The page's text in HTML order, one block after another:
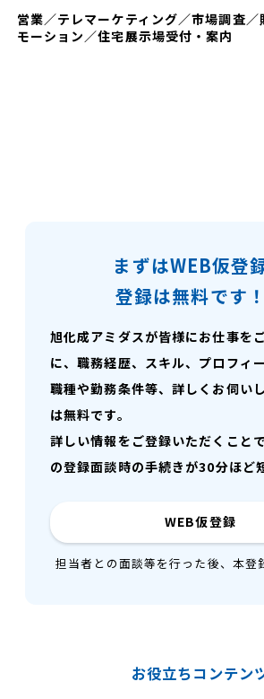
営業／テレマーケティング／市場調査
モーション／住宅展示場受付・案内
まずはWEB仮登
登録は無料です
旭化成アミダスが皆様にお仕事を
に、職務経歴、スキル、プロフィ
職種や勤務条件等、詳しくお伺い
は無料です。
詳しい情報をご登録いただくこと
の登録面談時の手続きが30分ほど
WEB仮登録
担当者との面談等を行った後、本登
お役立ちコンテン